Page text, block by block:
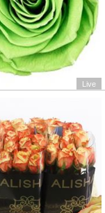
Live
Sie zuerst ein